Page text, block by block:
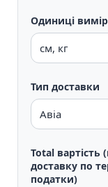
Одиниці
Тип доставки
Total вартість
доставку по
податки)